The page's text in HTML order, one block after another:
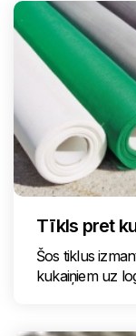
Tīkls pret
Šos tiklus
kukaiņiem uz